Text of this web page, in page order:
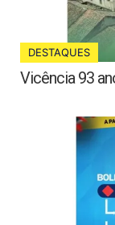
DESTAQUES
Vicência 93